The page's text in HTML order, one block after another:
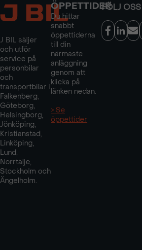
J BIL säljer
och utför
service på
personbilar
och
transportbilar i
Falkenberg,
Göteborg,
Helsingborg,
Jönköping,
Kristianstad,
Linköping,
Lund,
Norrtälje,
Stockholm och
Ängelholm.
ÖPPETTIDER
Du hittar
snabbt
öppettiderna
till din
närmaste
anläggning
genom att
klicka på
länken nedan.
> Se
öppettider
FÖLJ OSS